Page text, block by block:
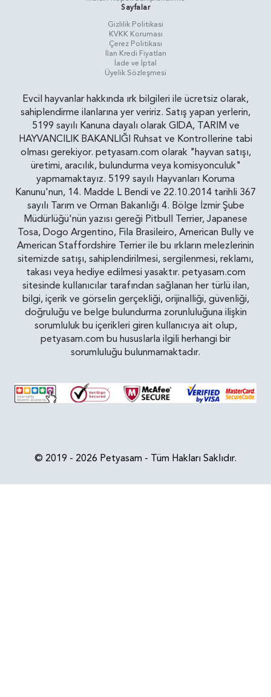
Sayfalar
Gizlilik Politikasi
KVKK Koruması
Çerez Politikası
İlan Kredi Fiyatları
İade ve İptal
Üyelik Sözleşmesi
Evcil hayvanlar hakkında ırk bilgileri ile ücretsiz olarak,
sahiplendirme ilanlarına yer veririz. Satış yapan yerlerin,
5199 sayılı Kanuna dayalı olarak GIDA, TARIM ve
HAYVANCILIK BAKANLIĞI Ruhsat ve Kontrollerine tabi
olması gerekiyor. petyasam.com olarak "hayvan satışı,
üretimi, aracılık, bulundurma veya komisyonculuk"
yapmamaktayız. 5199 sayılı Hayvanları Koruma
Kanunu'nun, 14. Madde L Bendi ve 22.10.2014 tarihli 367
sayılı Tarım ve Orman Bakanlığı 4. Bölge İzmir Şube
Müdürlüğü'nün yazısı gereği Pitbull Terrier, Japanese
Tosa, Dogo Argentino, Fila Brasileiro, American Bully ve
American Staffordshire Terrier ile bu ırkların melezlerinin
sitemizde satışı, sahiplendirilmesi, sergilenmesi, reklamı,
takası veya hediye edilmesi yasaktır. petyasam.com
sitesinde kullanıcılar tarafından sağlanan her türlü ilan,
bilgi, içerik ve görselin gerçekliği, orijinalliği, güvenliği,
doğruluğu ve belge bulundurma zorunluluğuna ilişkin
sorumluluk bu içerikleri giren kullanıcıya ait olup,
petyasam.com bu hususlarla ilgili herhangi bir
sorumluluğu bulunmamaktadır.
© 2019 - 2026 Petyasam - Tüm Hakları Saklıdır.